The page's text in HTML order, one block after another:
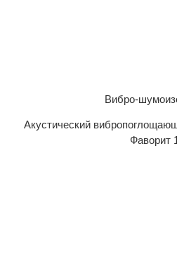
Вибро-
Акустический
Фаворит